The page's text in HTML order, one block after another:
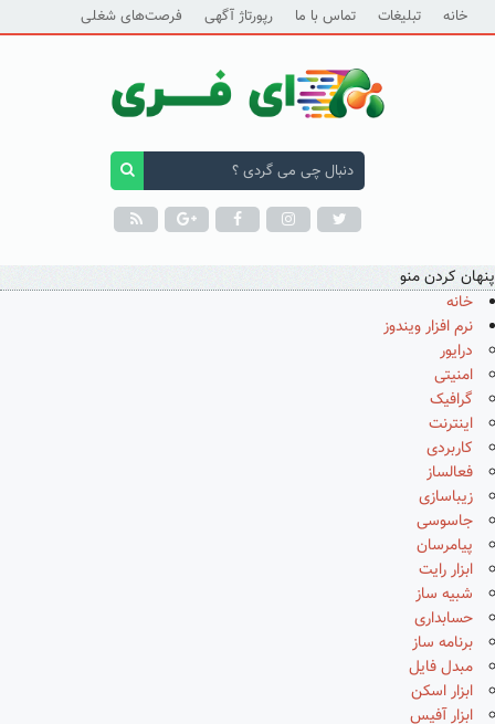
خانه تبلیغات تماس با ما رپورتاژ آگهی فرصت‌های شغلی
پنهان کردن منو
خانه
نرم افزار ویندوز
درایور
امنیتی
گرافیک
اینترنت
کاربردی
فعالساز
زیباسازی
جاسوسی
پیامرسان
ابزار رایت
شبیه ساز
حسابداری
برنامه ساز
مبدل فایل
ابزار اسکن
ابزار آفیس